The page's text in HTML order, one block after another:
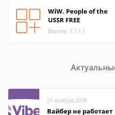
WiW. People of the
USSR FREE
Версия: 1.1.1.1
21 ноября 2018
Вайбер не работает